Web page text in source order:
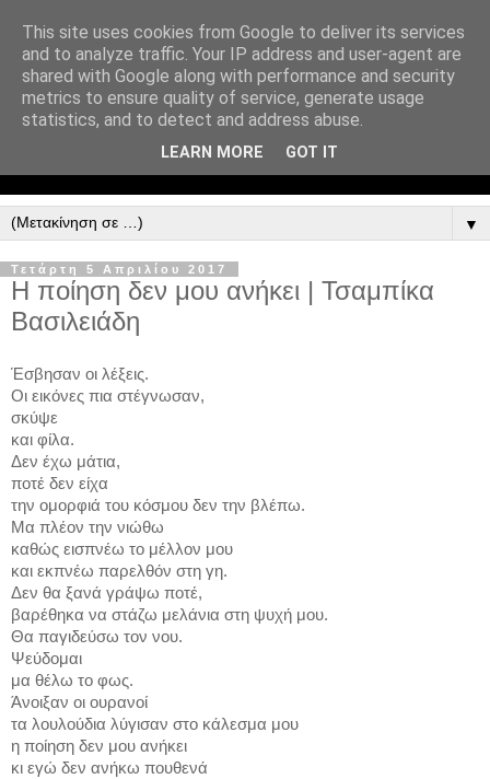
▼
Τετάρτη 5 Απριλίου 2017
Η ποίηση δεν μου ανήκει | Τσαμπίκα
Βασιλειάδη
Έσβησαν οι λέξεις.
Οι εικόνες πια στέγνωσαν,
σκύψε
και φίλα.
Δεν έχω μάτια,
ποτέ δεν είχα
την ομορφιά του κόσμου δεν την βλέπω.
Μα πλέον την νιώθω
καθώς εισπνέω το μέλλον μου
και εκπνέω παρελθόν στη γη.
Δεν θα ξανά γράψω ποτέ,
βαρέθηκα να στάζω μελάνια στη ψυχή μου.
Θα παγιδεύσω τον νου.
Ψεύδομαι
μα θέλω το φως.
Άνοιξαν οι ουρανοί
τα λουλούδια λύγισαν στο κάλεσμα μου
η ποίηση δεν μου ανήκει
κι εγώ δεν ανήκω πουθενά
This site uses cookies from Google to deliver its services
and to analyze traffic. Your IP address and user-agent are
shared with Google along with performance and security
metrics to ensure quality of service, generate usage
statistics, and to detect and address abuse.
LEARN MORE GOT IT